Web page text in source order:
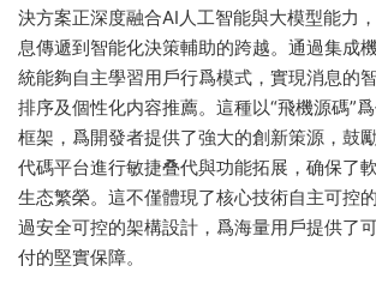
決方案正深度融合AI人工智能與大模型能力
息傳遞到智能化決策輔助的跨越。通過集成
統能夠自主學習用戶行爲模式，實現消息的
排序及個性化内容推薦。這種以“飛機源碼”
框架，爲開發者提供了強大的創新策源，鼓
代碼平台進行敏捷叠代與功能拓展，确保了
生态繁榮。這不僅體現了核心技術自主可控
過安全可控的架構設計，爲海量用戶提供了
付的堅實保障。